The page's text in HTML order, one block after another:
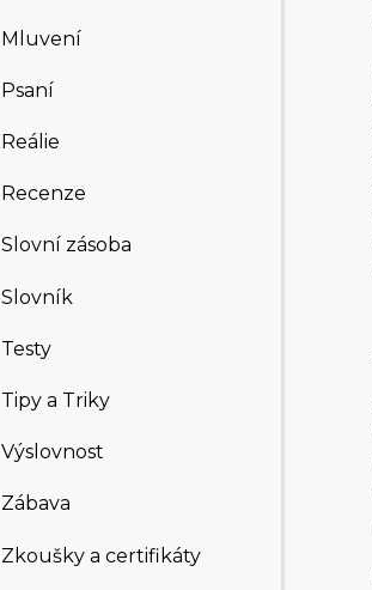
Mluvení
Psaní
Reálie
Recenze
Slovní zásoba
Slovník
Testy
Tipy a Triky
Výslovnost
Zábava
Zkoušky a certifikáty